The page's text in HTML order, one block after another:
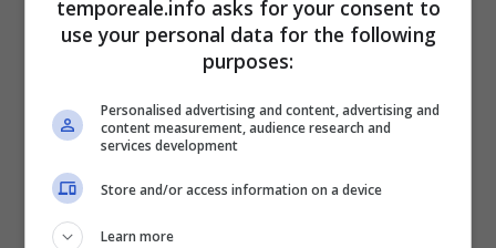
di uno dei manga più amati degli ultimi anni.
2025, anche se non si conosce ancora la
uno degli elementi chiave della prossima
stagione sarà il
temporeale.info asks for your consent to
use your personal data for the following
purposes:
Personalised advertising and content, advertising and
content measurement, audience research and
services development
Store and/or access information on a device
Learn more